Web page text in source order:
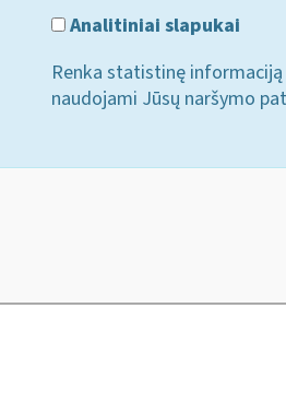
Analitiniai slapukai
Renka statistinę
naudojami Jūsų naršymo